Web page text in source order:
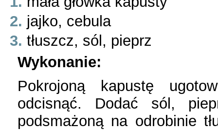
jajko, cebula
tłuszcz, sól, pieprz
Wykonanie:
Pokrojoną kapustę
odcisnąć. Dodać sól,
podsmażoną na odrobinie